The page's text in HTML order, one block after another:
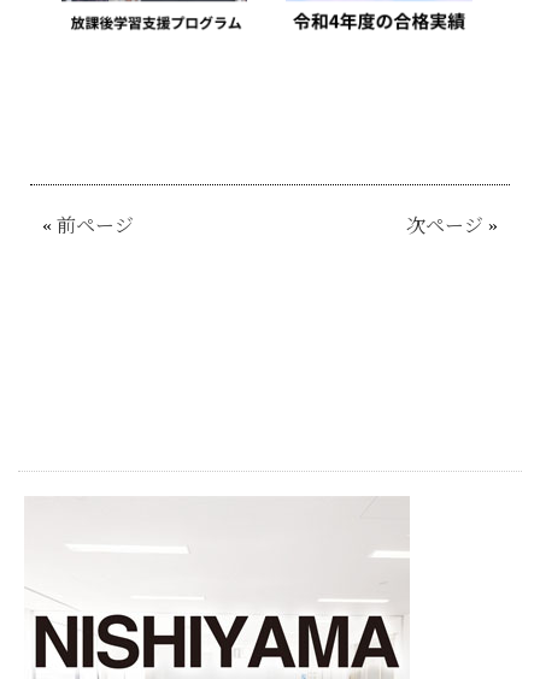
« 前ページ 次ページ »